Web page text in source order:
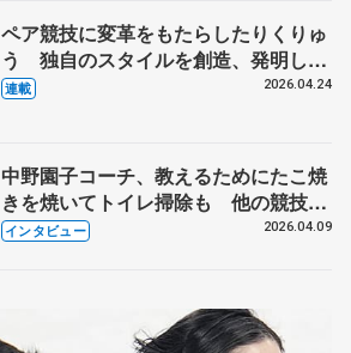
ペア競技に変革をもたらしたりくりゅ
う 独自のスタイルを創造、発明した
【引退発表後②】
連載 2026.04.24
中野園子コーチ、教えるためにたこ焼
きを焼いてトイレ掃除も 他の競技に
も通用するという坂本花織の筋肉
インタビュー 2026.04.09